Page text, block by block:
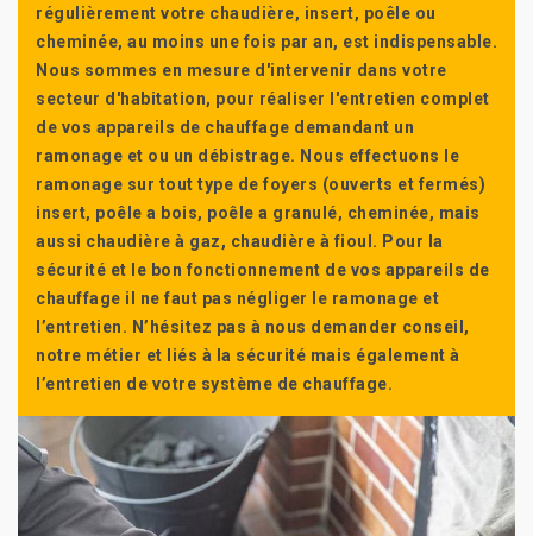
régulièrement votre chaudière, insert, poêle ou
cheminée, au moins une fois par an, est indispensable.
Nous sommes en mesure d'intervenir dans votre
secteur d'habitation, pour réaliser l'entretien complet
de vos appareils de chauffage demandant un
ramonage et ou un débistrage. Nous effectuons le
ramonage sur tout type de foyers (ouverts et fermés)
insert, poêle a bois, poêle a granulé, cheminée, mais
aussi chaudière à gaz, chaudière à fioul. Pour la
sécurité et le bon fonctionnement de vos appareils de
chauffage il ne faut pas négliger le ramonage et
l’entretien. N’hésitez pas à nous demander conseil,
notre métier et liés à la sécurité mais également à
l’entretien de votre système de chauffage.